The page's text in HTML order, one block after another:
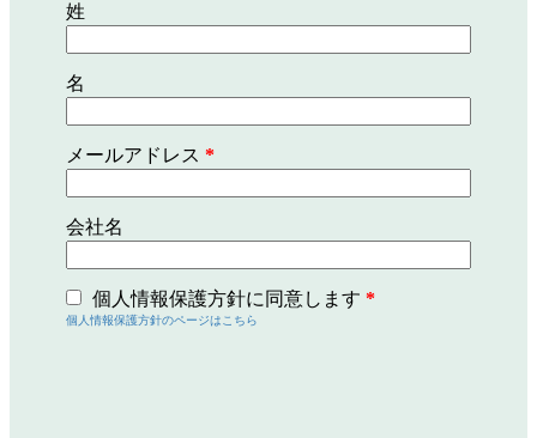
姓
名
メールアドレス *
会社名
個人情報保護方針に同意します *
個人情報保護方針のページはこちら